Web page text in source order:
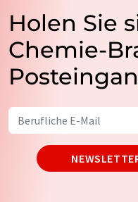
Holen Sie
Chemie-